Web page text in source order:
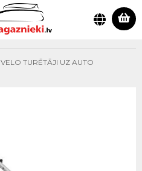
VELO TURĒTĀJI UZ AUTO